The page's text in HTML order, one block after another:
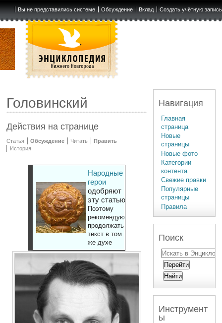
Вы не представились системе Обсуждение Вклад Создать учётную запись
Головинский
Действия на странице
Статья Обсуждение Читать
Править
История
Народные
герои
одобряют
эту статью
Поэтому
рекомендуют
продолжать
текст в том
же духе
Навигация
Главная
страница
Новые
страницы
Новые фото
Категории
контента
Свежие правки
Популярные
страницы
Правила
Поиск
Инструмент
ы